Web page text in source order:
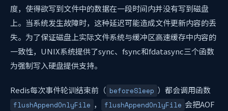
度，使得欲写到文件中的数据在一段时间内并没有写到磁盘
上。当系统发生故障时，这种延迟可能造成文件更新内容的丢
失。为了保证磁盘上实际文件系统与缓冲区高速缓存中内容的
一致性，UNIX系统提供了sync、fsync和fdatasync三个函数
为强制写入硬盘提供支持。
Redis每次事件轮训结束前（ beforeSleep ）都会调用函数
flushAppendOnlyFile ， flushAppendOnlyFile 会把AOF